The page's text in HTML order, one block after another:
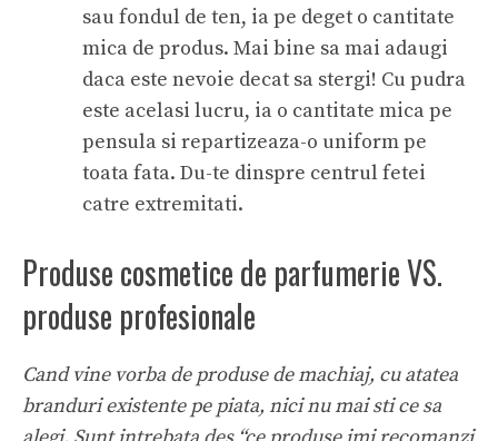
sau fondul de ten, ia pe deget o cantitate
mica de produs. Mai bine sa mai adaugi
daca este nevoie decat sa stergi! Cu pudra
este acelasi lucru, ia o cantitate mica pe
pensula si repartizeaza-o uniform pe
toata fata. Du-te dinspre centrul fetei
catre extremitati.
Produse cosmetice de parfumerie VS.
produse profesionale
Cand vine vorba de produse de machiaj, cu atatea
branduri existente pe piata, nici nu mai sti ce sa